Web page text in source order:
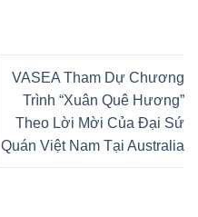
VASEA Tham Dự Chương
Trình “Xuân Quê Hương”
Theo Lời Mời Của Đại Sứ
Quán Việt Nam Tại Australia